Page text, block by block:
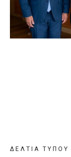
ΔΕΛΤΙΑ ΤΥΠΟΥ